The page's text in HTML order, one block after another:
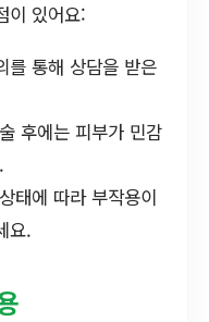
이 있어요:
를 통해 상담을 받은
후에는 피부가 민감
태에 따라 부작용이
요.